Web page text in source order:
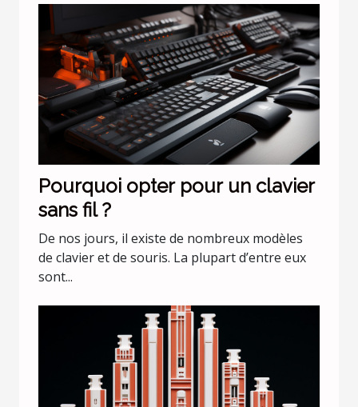
Pourquoi opter pour un clavier
sans fil ?
De nos jours, il existe de nombreux modèles
de clavier et de souris. La plupart d’entre eux
sont...